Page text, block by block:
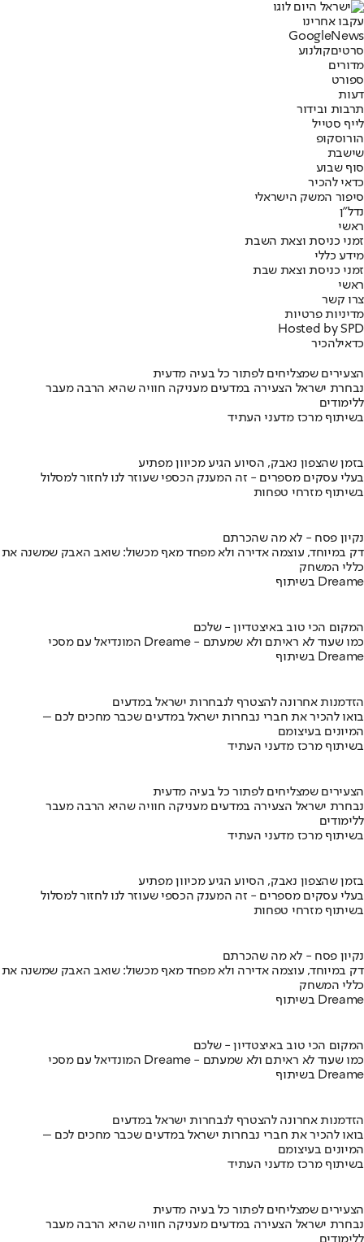
עקבו אחרינו
Googl eNews
סרטיםקולנוע
מדורים
ספורט
דעות
תרבות ובידור
לייף סטייל
הורוסקופ
שישבת
סוף שבוע
כדאי להכיר
סיפור המשק הישראלי
נדל"ן
ראשי
זמני כניסת וצאת השבת
מידע כללי
זמני כניסת וצאת שבת
ראשי
צרו קשר
מדיניות פרטיות
Hosted by SPD
כדאילהכיר
הצעירים שמצליחים לפתור כל בעיה מדעית
נבחרת ישראל הצעירה במדעים מעניקה חוויה שהיא הרבה מעבר
ללימודים
בשיתוף מרכז מדעני העתיד
בזמן שהצפון נאבק, הסיוע הגיע מכיוון מפתיע
בעלי עסקים מספרים - זה המענק הכספי שעוזר לנו לחזור למסלול
בשיתוף מזרחי טפחות
נקיון פסח - לא מה שהכרתם
דק במיוחד, עוצמה אדירה ולא מפחד מאף מכשול: שואב האבק שמשנה את
כללי המשחק
בשיתוף Dreame
המקום הכי טוב באיצטדיון - שלכם
המונדיאל עם מסכי Dreame - כמו שעוד לא ראיתם ולא שמעתם
בשיתוף Dreame
הזדמנות אחרונה להצטרף לנבחרות ישראל במדעים
בואו להכיר את חברי נבחרות ישראל במדעים שכבר מחכים לכם –
המיונים בעיצומם
בשיתוף מרכז מדעני העתיד
הצעירים שמצליחים לפתור כל בעיה מדעית
נבחרת ישראל הצעירה במדעים מעניקה חוויה שהיא הרבה מעבר
ללימודים
בשיתוף מרכז מדעני העתיד
בזמן שהצפון נאבק, הסיוע הגיע מכיוון מפתיע
בעלי עסקים מספרים - זה המענק הכספי שעוזר לנו לחזור למסלול
בשיתוף מזרחי טפחות
נקיון פסח - לא מה שהכרתם
דק במיוחד, עוצמה אדירה ולא מפחד מאף מכשול: שואב האבק שמשנה את
כללי המשחק
בשיתוף Dreame
המקום הכי טוב באיצטדיון - שלכם
המונדיאל עם מסכי Dreame - כמו שעוד לא ראיתם ולא שמעתם
בשיתוף Dreame
הזדמנות אחרונה להצטרף לנבחרות ישראל במדעים
בואו להכיר את חברי נבחרות ישראל במדעים שכבר מחכים לכם –
המיונים בעיצומם
בשיתוף מרכז מדעני העתיד
הצעירים שמצליחים לפתור כל בעיה מדעית
נבחרת ישראל הצעירה במדעים מעניקה חוויה שהיא הרבה מעבר